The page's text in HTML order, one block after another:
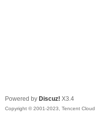
Powered by Discuz! X3.4
Copyright © 2001-2023, Tencent Cloud.